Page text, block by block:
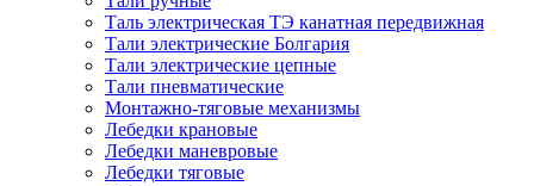
Таль электрическая ТЭ канатная передвижная
Тали электрические Болгария
Тали электрические цепные
Тали пневматические
Монтажно-тяговые механизмы
Лебедки крановые
Лебедки маневровые
Лебедки тяговые